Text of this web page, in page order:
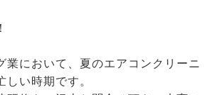
業において、夏のエアコンクリーニ
しい時期です。